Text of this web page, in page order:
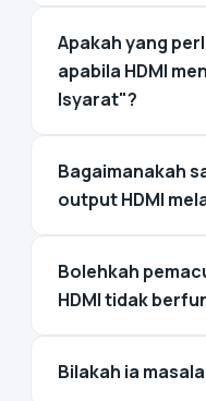
Apakah yang
apabila HDMI
Isyarat"?
Bagaimanakah
output HDMI
Bolehkah
HDMI tidak
Bilakah ia